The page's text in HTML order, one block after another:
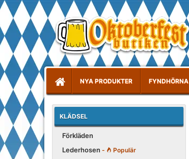
NYA PRODUKTER FYNDHÖRNA
KLÄDSEL
Förkläden
Lederhosen - Populär